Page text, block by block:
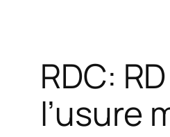
RDC:
l’usure